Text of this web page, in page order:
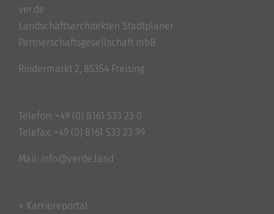
ver.de
Landschaftsarchitekten Stadtplaner
Partnerschaftsgesellschaft mbB
Rindermarkt 2, 85354 Freising
Telefon: +49 (0) 8161 533 23 0
Telefax: +49 (0) 8161 533 23 99
Mail: info@verde.land
» Karriereportal